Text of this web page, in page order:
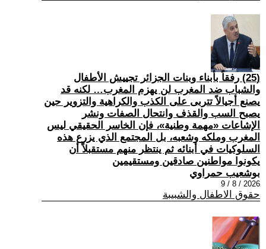
(25) رفقاً بأبناء وبنات الجزائر تجييش الأطفال
والشباب ضد المغرب لن يهزم المغرب… لكنه قد
يصنع أجيالاً تتربى على الكذب والكراهية والتزوير حين
يصبح السب والقذف وانتحال الصفات ونشر
الإشاعات «مهمة وطنية»، فإن الخاسر الحقيقي ليس
المغرب وملكه وشعبه، بل المجتمع الذي يزرع هذه
السلوكيات في أبنائه ثم ينتظر منهم مستقبلاً أن
يكونوا مواطنين صادقين ومستقيمين
بوشعيب حمراوي
2026 / 8 / 9
حقوق الاطفال والشبيبة